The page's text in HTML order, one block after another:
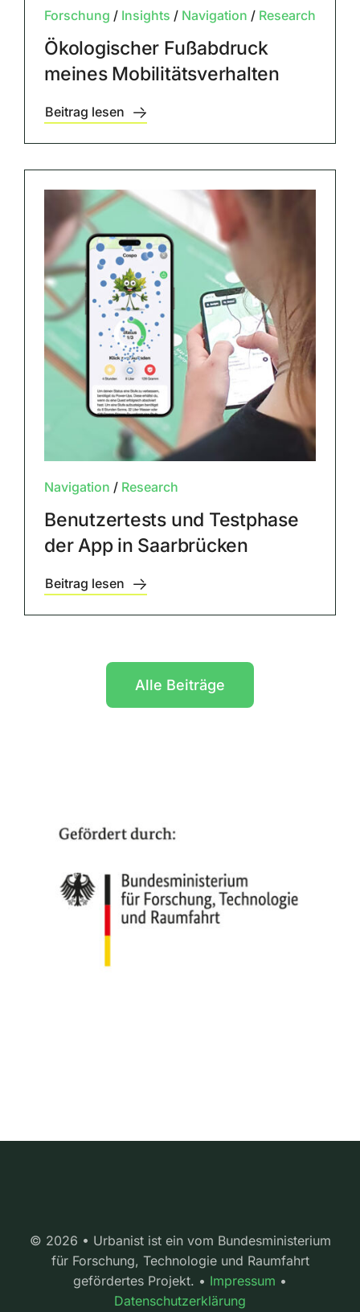
Forschung / Insights / Navigation / Research
Ökologischer Fußabdruck
meines Mobilitätsverhalten
Beitrag lesen
Navigation / Research
Benutzertests und Testphase
der App in Saarbrücken
Beitrag lesen
Alle Beiträge
© 2026 • Urbanist ist ein vom Bundesministerium
für Forschung, Technologie und Raumfahrt
gefördertes Projekt. • Impressum •
Datenschutzerklärung